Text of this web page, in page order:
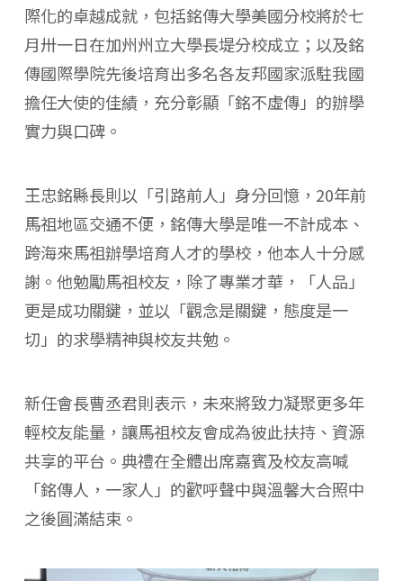
際化的卓越成就，包括銘傳大學美國分校將於七
月卅一日在加州州立大學長堤分校成立；以及銘
傳國際學院先後培育出多名各友邦國家派駐我國
擔任大使的佳績，充分彰顯「銘不虛傳」的辦學
實力與口碑。
王忠銘縣長則以「引路前人」身分回憶，20年前
馬祖地區交通不便，銘傳大學是唯一不計成本、
跨海來馬祖辦學培育人才的學校，他本人十分感
謝。他勉勵馬祖校友，除了專業才華，「人品」
更是成功關鍵，並以「觀念是關鍵，態度是一
切」的求學精神與校友共勉。
新任會長曹丞君則表示，未來將致力凝聚更多年
輕校友能量，讓馬祖校友會成為彼此扶持、資源
共享的平台。典禮在全體出席嘉賓及校友高喊
「銘傳人，一家人」的歡呼聲中與溫馨大合照中
之後圓滿結束。